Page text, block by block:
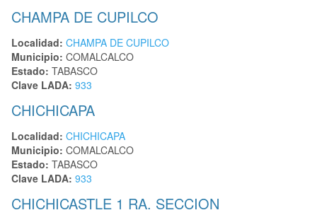
CHAMPA DE CUPILCO
Localidad: CHAMPA DE CUPILCO
Municipio: COMALCALCO
Estado: TABASCO
Clave LADA: 933
CHICHICAPA
Localidad: CHICHICAPA
Municipio: COMALCALCO
Estado: TABASCO
Clave LADA: 933
CHICHICASTLE 1 RA. SECCION